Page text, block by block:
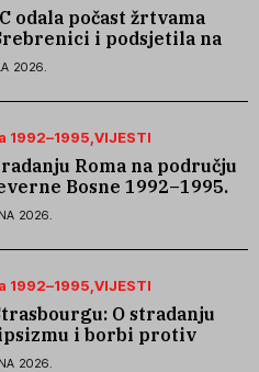
odala počast žrtvama
i podsjetila na
iz Skočića
2026.
1992–1995 VIJESTI
Roma na području
Bosne 1992–1995.
2026.
1992–1995 VIJESTI
O stradanju
i borbi protiv
2026.